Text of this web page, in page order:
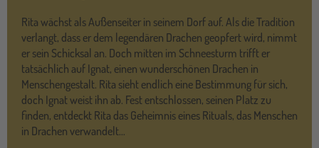
Rita wächst als Außenseiter in seinem Dorf auf. Als die Tradition
verlangt, dass er dem legendären Drachen geopfert wird, nimmt
er sein Schicksal an. Doch mitten im Schneesturm trifft er
tatsächlich auf Ignat, einen wunderschönen Drachen in
Menschengestalt. Rita sieht endlich eine Bestimmung für sich,
doch Ignat weist ihn ab. Fest entschlossen, seinen Platz zu
finden, entdeckt Rita das Geheimnis eines Rituals, das Menschen
in Drachen verwandelt…